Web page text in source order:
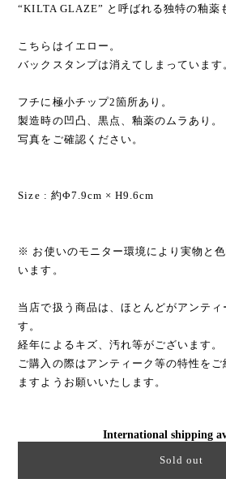
“KILTA GLAZE” と呼ばれる独特の釉薬
こちらはイエロー。
バックスタンプは消えてしまっています
フチに極小チップ2箇所あり。
製造時の凹凸、黒点、釉薬のムラあり。
写真をご確認ください。
Size : 約Φ7.9cm × H9.6cm
※ お使いのモニター環境により実物と
います。
当店で扱う商品は、ほとんどがアンテ
す。
経年によるキズ、汚れ等がございます。
ご購入の際はアンティーク等の特性をご
ますようお願いいたします。
International shipping
Sold out